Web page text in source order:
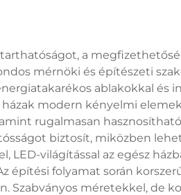
a
mérnöki és építészeti
ablakokkal és
modern kényelmi
rugalmasan
biztosít, miközben
világítással az egész
építési folyamat során
Szabványos méretekkel, de